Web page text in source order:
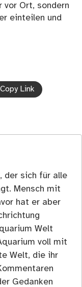
vor Ort, sondern
einteilen und
Copy Link
der sich für alle
Mensch mit
hat er aber
Welt
voll mit
Welt, die ihr
Gedanken